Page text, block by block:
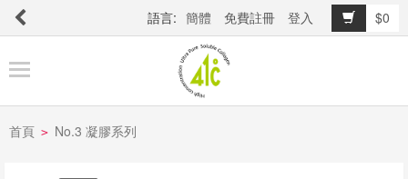
語言: 簡體 免費註冊 登入
$0
品
窗
首頁 > No.3 凝膠系列